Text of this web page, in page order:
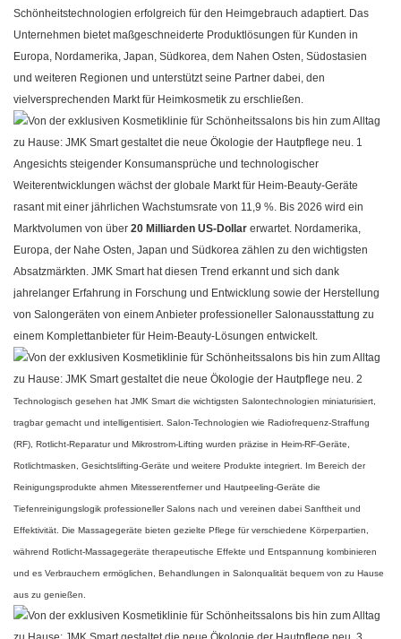
Schönheitstechnologien erfolgreich für den Heimgebrauch adaptiert. Das
Unternehmen bietet maßgeschneiderte Produktlösungen für Kunden in
Europa, Nordamerika, Japan, Südkorea, dem Nahen Osten, Südostasien
und weiteren Regionen und unterstützt seine Partner dabei, den
vielversprechenden Markt für Heimkosmetik zu erschließen.
Angesichts steigender Konsumansprüche und technologischer
Weiterentwicklungen wächst der globale Markt für Heim-Beauty-Geräte
rasant mit einer jährlichen Wachstumsrate von 11,9 %. Bis 2026 wird ein
Marktvolumen von über 20 Milliarden US-Dollar erwartet. Nordamerika,
Europa, der Nahe Osten, Japan und Südkorea zählen zu den wichtigsten
Absatzmärkten. JMK Smarthat diesen Trend erkannt und sich dank
jahrelanger Erfahrung in Forschung und Entwicklung sowie der Herstellung
von Salongeräten von einem Anbieter professioneller Salonausstattung zu
einem Komplettanbieter für Heim-Beauty-Lösungen entwickelt.
Technologisch gesehen hat JMK Smart die wichtigsten Salontechnologien miniaturisiert,
tragbar gemacht und intelligentisiert. Salon-Technologien wie Radiofrequenz-Straffung
(RF), Rotlicht-Reparatur und Mikrostrom-Lifting wurden präzise in Heim-RF-Geräte,
Rotlichtmasken, Gesichtslifting-Geräte und weitere Produkte integriert. Im Bereich der
Reinigungsprodukte ahmen Mitesserentferner und Hautpeeling-Geräte die
Tiefenreinigungslogik professioneller Salons nach und vereinen dabei Sanftheit und
Effektivität. Die Massagegeräte bieten gezielte Pflege für verschiedene Körperpartien,
während Rotlicht-Massagegeräte therapeutische Effekte und Entspannung kombinieren
und es Verbrauchern ermöglichen, Behandlungen in Salonqualität bequem von zu Hause
aus zu genießen.